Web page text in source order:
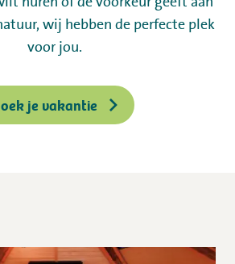
Natuur
wij hebben de perfecte plek
voor jou.
je vakantie